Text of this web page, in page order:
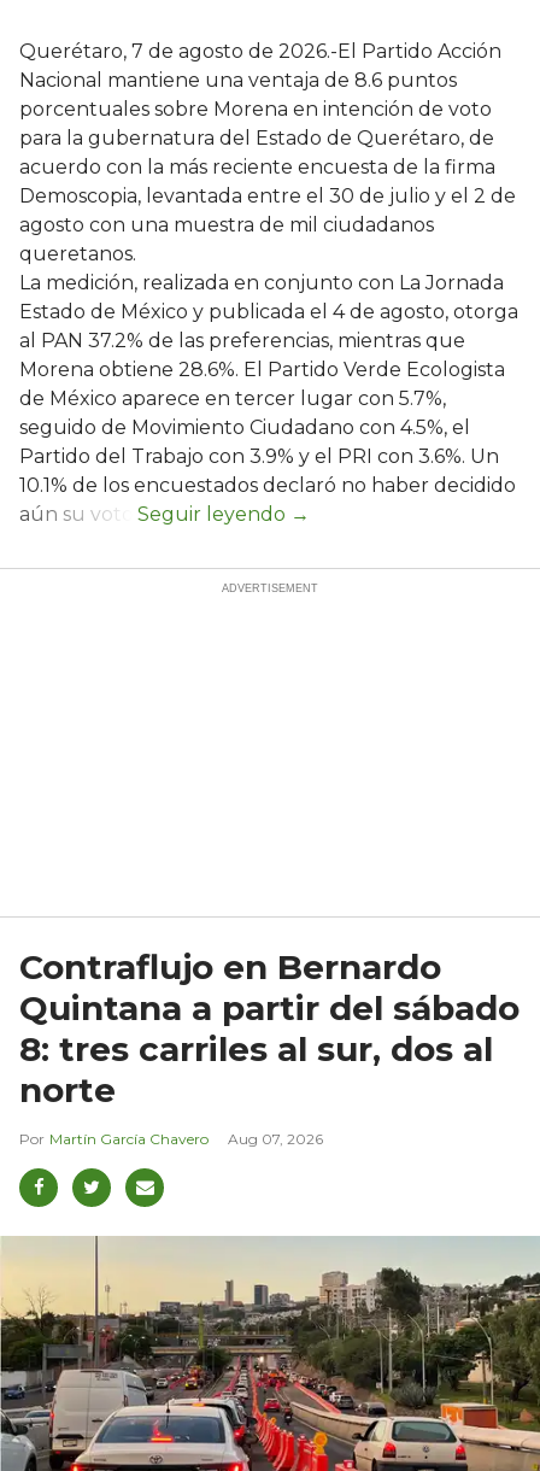
Querétaro, 7 de agosto de 2026.-El Partido Acción
Nacional mantiene una ventaja de 8.6 puntos
porcentuales sobre Morena en intención de voto
para la gubernatura del Estado de Querétaro, de
acuerdo con la más reciente encuesta de la firma
Demoscopia, levantada entre el 30 de julio y el 2 de
agosto con una muestra de mil ciudadanos
queretanos.
La medición, realizada en conjunto con La Jornada
Estado de México y publicada el 4 de agosto, otorga
al PAN 37.2% de las preferencias, mientras que
Morena obtiene 28.6%. El Partido Verde Ecologista
de México aparece en tercer lugar con 5.7%,
seguido de Movimiento Ciudadano con 4.5%, el
Partido del Trabajo con 3.9% y el PRI con 3.6%. Un
10.1% de los encuestados declaró no haber decidido
aún su voto.
Contraflujo en Bernardo
Quintana a partir del sábado
8: tres carriles al sur, dos al
norte
Martín García Chavero Aug 07, 2026